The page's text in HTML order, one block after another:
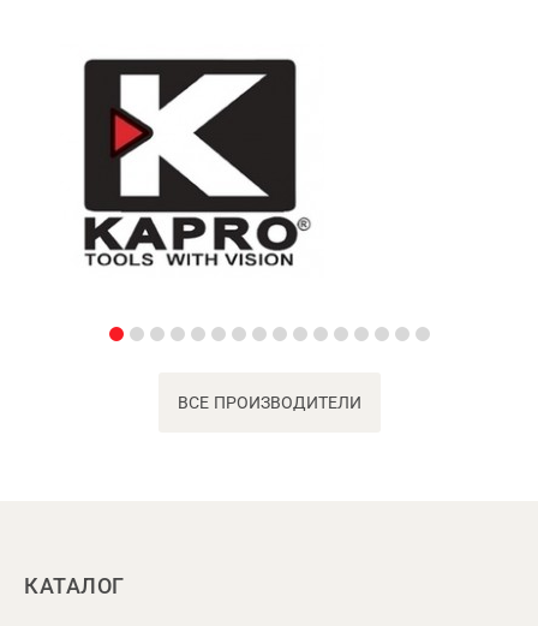
ВСЕ ПРОИЗВОДИТЕЛИ
КАТАЛОГ